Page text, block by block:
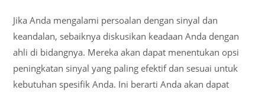
Jika Anda mengalami persoalan dengan sinyal dan
keandalan, sebaiknya diskusikan keadaan Anda dengan
ahli di bidangnya. Mereka akan dapat menentukan opsi
peningkatan sinyal yang paling efektif dan sesuai untuk
kebutuhan spesifik Anda. Ini berarti Anda akan dapat